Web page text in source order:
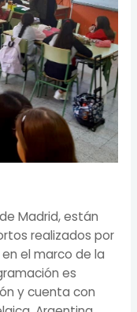
Madrid, están
realizados por
el marco de la
es
y cuenta con